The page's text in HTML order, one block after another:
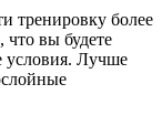
тренировку более
вы будете
условия. Лучше